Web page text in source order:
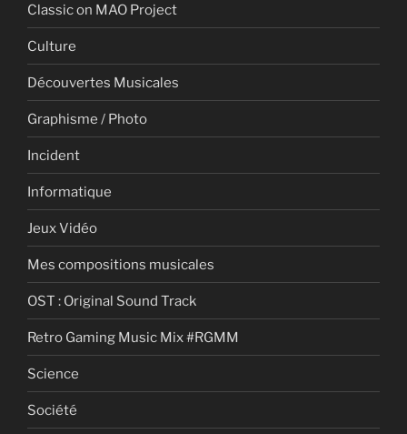
Classic on MAO Project
Culture
Découvertes Musicales
Graphisme / Photo
Incident
Informatique
Jeux Vidéo
Mes compositions musicales
OST : Original Sound Track
Retro Gaming Music Mix #RGMM
Science
Société